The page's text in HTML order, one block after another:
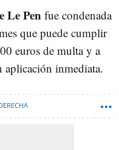
Le Penfue condenada
que puede cumplir
euros de multa y a
inmediata.